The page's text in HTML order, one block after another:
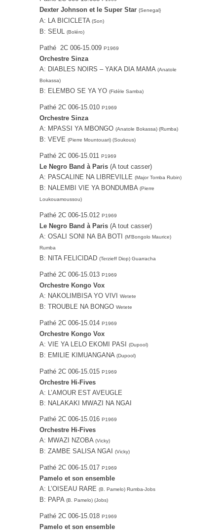
Dexter Johnson et le Super Star {Senegal}
A: LA BICICLETA (Son)
B: SEUL (Boléro)
Pathé ‎ 2C 006-15.009 P1969
Orchestre Sinza
A: DIABLES NOIRS – YAKA DIA MAMA (Anatole
Bokassa)
B: ‎ELEMBO SE YA YO (Fidèle Samba)
Pathé ‎2C 006-15.010 P1969
Orchestre Sinza
A: MPASSI YA MBONGO (Anatole Bokassa) (Rumba)
B: VEVE (Pierre Mountouari) (Soukous)
Pathé ‎2C 006-15.011 P1969
Le Negro Band à Paris (A tout casser)
A: PASCALINE NA LIBREVILLE (Major Tomba Rubin)
B: NALEMBI VIE YA BONDUMBA (Pierre
Loukouamoussou)
Pathé ‎2C 006-15.012 P1969
Le Negro Band à Paris (A tout casser)
A: OSALI SONI NA BA BOTI
(M’Bongolo Maurice)
Rumba
B: NITA FELICIDAD (Terzieff Diop) Guarracha
Pathé ‎2C 006-15.013 P1969
Orchestre Kongo Vox
A: NAKOLIMBISA YO VIVI
Wetete
B: TROUBLE NA BONGO Wetete
Pathé ‎2C 006-15.014 P1969
Orchestre Kongo Vox
A: VIE YA LELO EKOMI PASI
(Dupool)
B: EMILIE KIMUANGANA (Dupool)
Pathé ‎2C 006-15.015 P1969
Orchestre Hi-Fives
A: L’AMOUR EST AVEUGLE
B: NALAKAKI MWAZI NA NGAI
Pathé ‎2C 006-15.016 P1969
Orchestre Hi-Fives
A: MWAZI NZOBA (Vicky)
B: ZAMBE SALISA NGAI (Vicky)
Pathé ‎2C 006-15.017 P1969
Pamelo et son ensemble
A: L’OISEAU RARE (B. Pamelo) Rumba-Jobs
B: PAPA (B. Pamelo) (Jobs)
Pathé ‎2C 006-15.018 P1969
Pamelo et son ensemble